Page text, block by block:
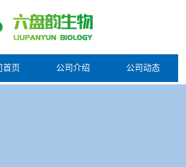
首页 公司介绍 公司动态